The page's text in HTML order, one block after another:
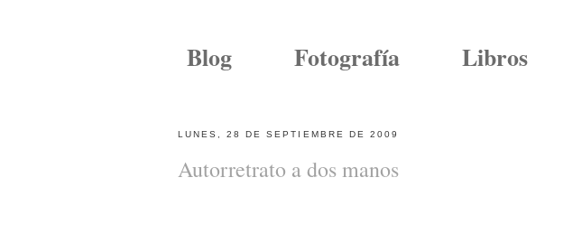
Blog Fotografía Libros
LUNES, 28 DE SEPTIEMBRE DE 2009
Autorretrato a dos manos